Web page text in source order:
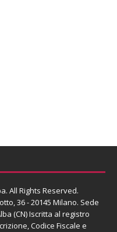
All Rights Reserved.
36 - 20145 Milano. Sede
(CN) Iscritta al registro
Codice Fiscale e